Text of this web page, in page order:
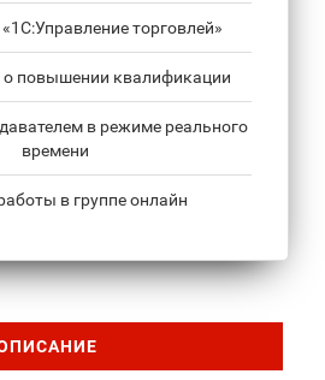
торговлей»
о повышении квалификации
в режиме реального
времени
в группе онлайн